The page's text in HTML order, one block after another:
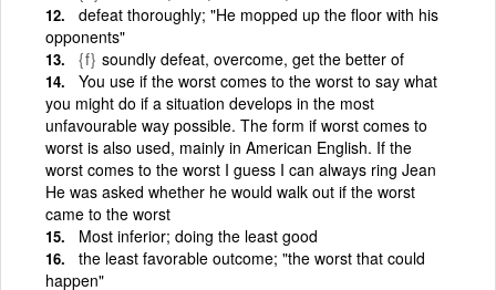
defeat thoroughly; "He mopped up the floor with his
opponents"
{f} soundly defeat, overcome, get the better of
You use if the worst comes to the worst to say what
you might do if a situation develops in the most
unfavourable way possible. The form if worst comes to
worst is also used, mainly in American English. If the
worst comes to the worst I guess I can always ring Jean
He was asked whether he would walk out if the worst
came to the worst
Most inferior; doing the least good
the least favorable outcome; "the worst that could
happen"